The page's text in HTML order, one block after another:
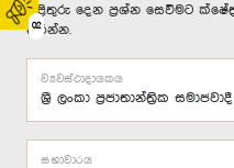
02
පිළිතුරු දෙන ප්‍රශ්න සෙවීමට
කරන්න.
ව්‍යවස්ථාදායකය
සභාවාරය